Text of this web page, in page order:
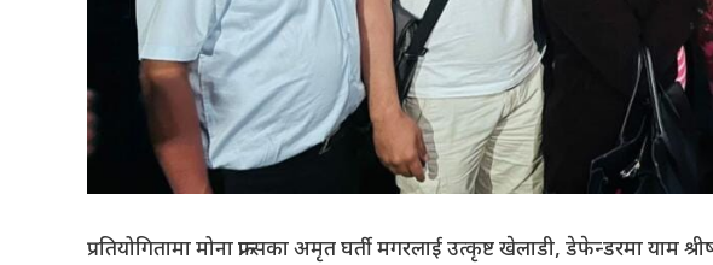
प्रतियोगितामा मोना फ्रान्सका अमृत घर्ती मगरलाई उत्कृष्ट खेलाडी, डेफेन्डरमा याम